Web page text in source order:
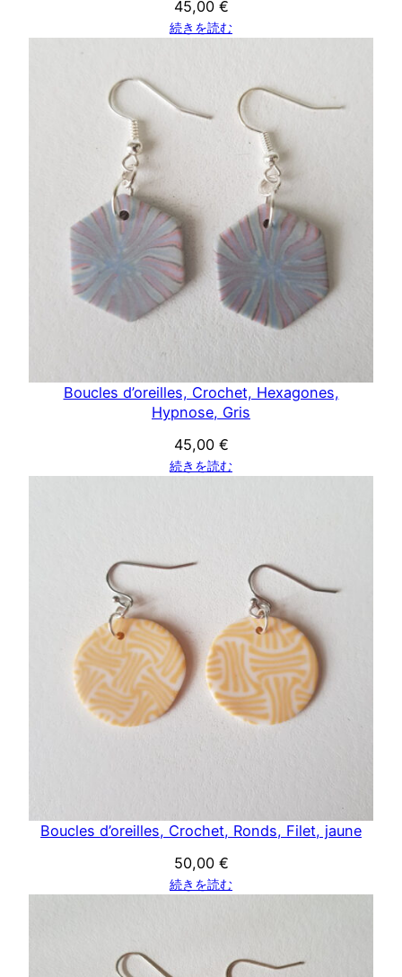
45,00 €
続きを読む
Boucles d’oreilles, Crochet, Hexagones,
Hypnose, Gris
45,00 €
続きを読む
Boucles d’oreilles, Crochet, Ronds, Filet, jaune
50,00 €
続きを読む